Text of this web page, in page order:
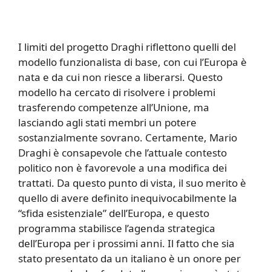
I limiti del progetto Draghi riflettono quelli del
modello funzionalista di base, con cui l’Europa è
nata e da cui non riesce a liberarsi. Questo
modello ha cercato di risolvere i problemi
trasferendo competenze all’Unione, ma
lasciando agli stati membri un potere
sostanzialmente sovrano. Certamente, Mario
Draghi è consapevole che l’attuale contesto
politico non è favorevole a una modifica dei
trattati. Da questo punto di vista, il suo merito è
quello di avere definito inequivocabilmente la
“sfida esistenziale” dell’Europa, e questo
programma stabilisce l’agenda strategica
dell’Europa per i prossimi anni. Il fatto che sia
stato presentato da un italiano è un onore per